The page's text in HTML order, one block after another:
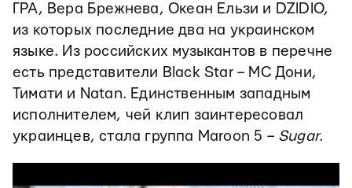
ГРА, Вера Брежнева, Океан Ельзи и DZIDIO,
из которых последние два на украинском
языке. Из российских музыкантов в перечне
есть представители Black Star – МС Дони,
Тимати и Natan. Единственным западным
исполнителем, чей клип заинтересовал
украинцев, стала группа Maroon 5 – Sugar.